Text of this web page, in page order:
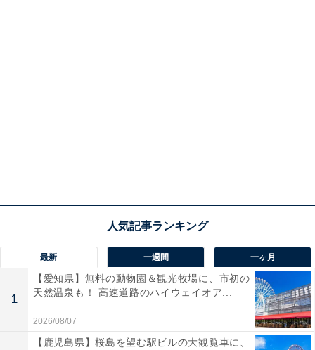
最新 一週間 一ヶ月
1
【愛知県】無料の動物園＆観光牧場に、市初の
天然温泉も！ 高速道路のハイウェイオア...
2026/08/07
【鹿児島県】桜島を望む駅ビルの大観覧車に、